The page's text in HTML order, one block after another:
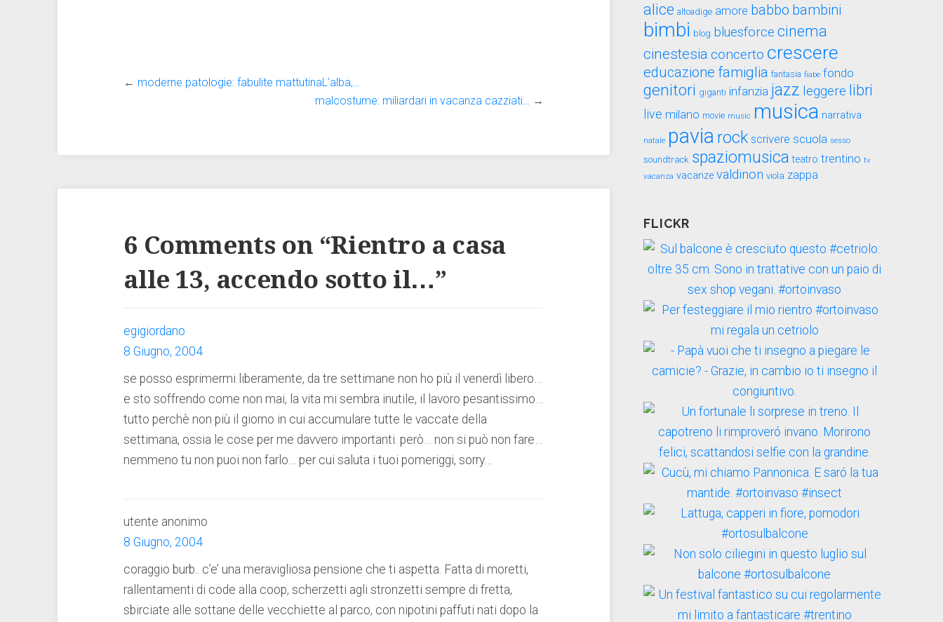
← moderne patologie: fabulite mattutinaL’alba,…
malcostume: miliardari in vacanza cazziati… →
6 Comments on “Rientro a casa
alle 13, accendo sotto il…”
egigiordano
8 Giugno, 2004
se posso esprimermi liberamente, da tre settimane non ho più il venerdì libero…
e sto soffrendo come non mai, la vita mi sembra inutile, il lavoro pesantissimo…
tutto perchè non più il giorno in cui accumulare tutte le vaccate della
settimana, ossia le cose per me davvero importanti. però… non si può non fare…
nemmeno tu non puoi non farlo… per cui saluta i tuoi pomeriggi, sorry…
utente anonimo
8 Giugno, 2004
coraggio burb.. c’e’ una meravigliosa pensione che ti aspetta. Fatta di moretti,
rallentamenti di code alla coop, scherzetti agli stronzetti sempre di fretta,
sbirciate alle sottane delle vecchiette al parco, con nipotini paffuti nati dopo la
alice altoadige amore babbo bambini
bimbi blog bluesforce cinema
cinestesia concerto crescere
educazione famiglia fantasia fiabe fondo
genitori giganti infanzia jazz leggere libri
live milano movie music musica narrativa
natale pavia rock scrivere scuola sesso
soundtrack spaziomusica teatro trentino tv
vacanza vacanze valdinon viola zappa
FLICKR